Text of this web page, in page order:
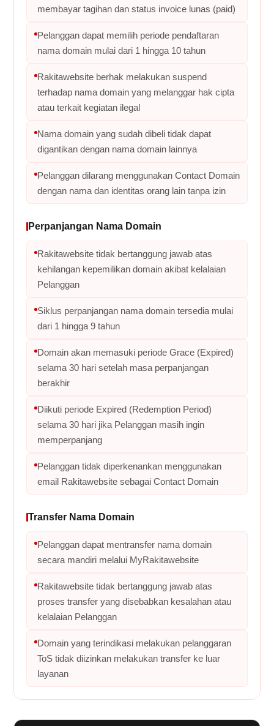
membayar tagihan dan status invoice lunas (paid)
Pelanggan dapat memilih periode pendaftaran
nama domain mulai dari 1 hingga 10 tahun
Rakitawebsite berhak melakukan suspend
terhadap nama domain yang melanggar hak cipta
atau terkait kegiatan ilegal
Nama domain yang sudah dibeli tidak dapat
digantikan dengan nama domain lainnya
Pelanggan dilarang menggunakan Contact Domain
dengan nama dan identitas orang lain tanpa izin
Perpanjangan Nama Domain
Rakitawebsite tidak bertanggung jawab atas
kehilangan kepemilikan domain akibat kelalaian
Pelanggan
Siklus perpanjangan nama domain tersedia mulai
dari 1 hingga 9 tahun
Domain akan memasuki periode Grace (Expired)
selama 30 hari setelah masa perpanjangan
berakhir
Diikuti periode Expired (Redemption Period)
selama 30 hari jika Pelanggan masih ingin
memperpanjang
Pelanggan tidak diperkenankan menggunakan
email Rakitawebsite sebagai Contact Domain
Transfer Nama Domain
Pelanggan dapat mentransfer nama domain
secara mandiri melalui MyRakitawebsite
Rakitawebsite tidak bertanggung jawab atas
proses transfer yang disebabkan kesalahan atau
kelalaian Pelanggan
Domain yang terindikasi melakukan pelanggaran
ToS tidak diizinkan melakukan transfer ke luar
layanan